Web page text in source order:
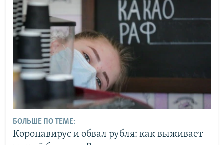
БОЛЬШЕ ПО ТЕМЕ:
Коронавирус и обвал рубля: как выживает